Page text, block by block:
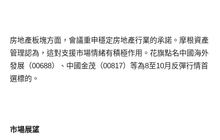
房地產板塊方面，會議重申穩定房地產行業的承諾。摩根資產
管理認為，這對支援市場情緒有積極作用。花旗點名中國海外
發展（00688）、中國金茂（00817）等為8至10月反彈行情首
選標的。
市場展望